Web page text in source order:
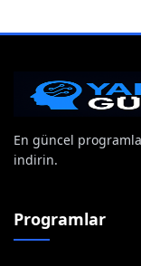
En güncel
indirin.
Programlar